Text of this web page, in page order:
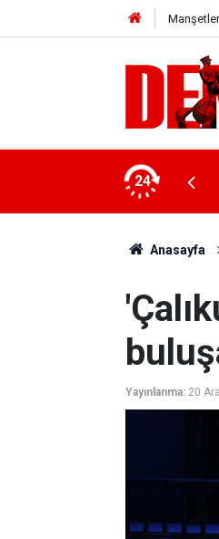
Manşetler
24
kadar devam edecek
Anasayfa
Yayınlanma: 20